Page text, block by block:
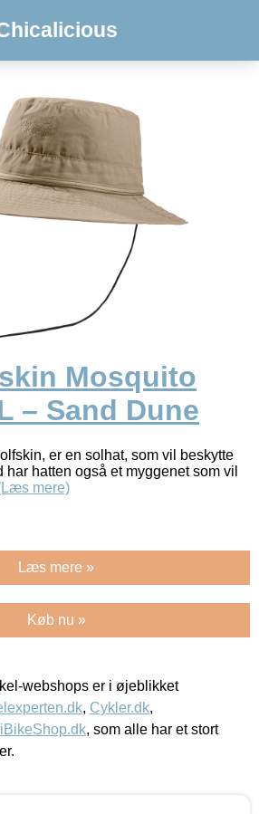
Mosquito
– Sand Dune
er en solhat, som vil beskytte
har hatten også et myggenet som vil
mere)
Læs mere »
Køb nu »
webshops er i øjeblikket
, Cykler.dk,
, som alle har et stort